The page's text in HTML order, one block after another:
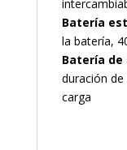
Batería
la batería,
Batería de
duración
carga